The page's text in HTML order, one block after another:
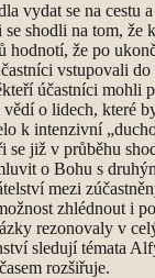
vydat se na
shodli na tom, že
hodnotí, že po
vstupovali
účastníci mohli
o lidech, které
k intenzivní
se již v průběhu
o Bohu s
mezi
zhlédnout i
rezonovaly v
sledují témata
rozšiřuje.